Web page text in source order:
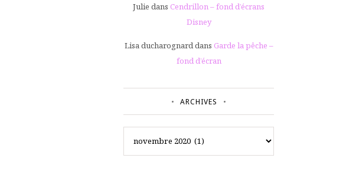
Julie dans Cendrillon – fond d’écrans
Disney
Lisa ducharognard dans Garde la pêche –
fond d’écran
ARCHIVES